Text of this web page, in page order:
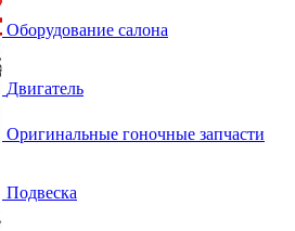
Оборудование салона
Двигатель
Оригинальные гоночные запчасти
Подвеска